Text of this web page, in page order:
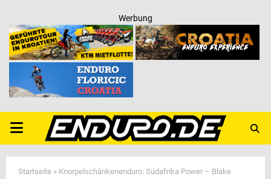
Werbung
PRIMARY
MENU
Startseite » Knorpelschänkenenduro: Südafrika Power – Blake